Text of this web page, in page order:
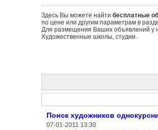
Здесь Вы можете найти бесплатные
по цене или другим параметрам в
Для размещения Ваших объявлений у
Художественные школы, студии.
Поиск художников
07-01-2011 13:30